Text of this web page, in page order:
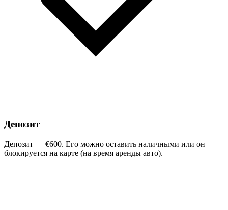
Депозит
Депозит — €600. Его можно оставить наличными или он
блокируется на карте (на время аренды авто).